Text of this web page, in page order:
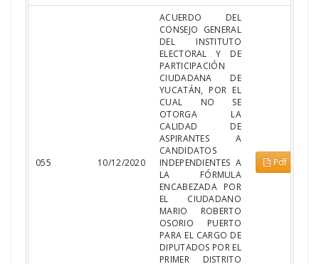
055 10/12/2020
ACUERDO DEL
CONSEJO GENERAL
DEL INSTITUTO
ELECTORAL Y DE
PARTICIPACIÓN
CIUDADANA DE
YUCATÁN, POR EL
CUAL NO SE
OTORGA LA
CALIDAD DE
ASPIRANTES A
CANDIDATOS
INDEPENDIENTES A
LA FÓRMULA
ENCABEZADA POR
EL CIUDADANO
MARIO ROBERTO
OSORIO PUERTO
PARA EL CARGO DE
DIPUTADOS POR EL
PRIMER DISTRITO
Pdf